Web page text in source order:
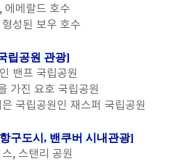
에메랄드 호수
성된 보우 호수
립공원 관광]
밴프 국립공원
가진 요호 국립공원
국립공원인 재스퍼 국립공원
구도시, 밴쿠버 시내관광]
, 스탠리 공원